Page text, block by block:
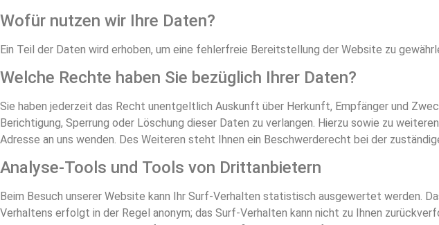
Wofür nutzen wir Ihre Daten?
Ein Teil der Daten wird erhoben, um eine fehlerfreie Bereitstellung der Website zu
Welche Rechte haben Sie bezüglich Ihrer Daten?
Sie haben jederzeit das Recht unentgeltlich Auskunft über Herkunft, Empfänger und
Berichtigung, Sperrung oder Löschung dieser Daten zu verlangen. Hierzu sowie zu
Adresse an uns wenden. Des Weiteren steht Ihnen ein Beschwerderecht bei der
Analyse-Tools und Tools von Drittanbietern
Beim Besuch unserer Website kann Ihr Surf-Verhalten statistisch ausgewertet werden.
Verhaltens erfolgt in der Regel anonym; das Surf-Verhalten kann nicht zu Ihnen